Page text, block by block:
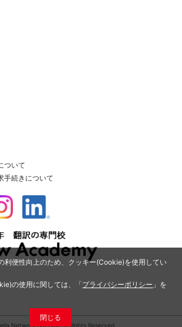
利便性向上のため、クッキー(Cookie)を使用してい
の使用に関しては、「プライバシーポリシー 」を
閉じる
ついて
手続きについて
Network Co.,Ltd. All Rights Reserved.